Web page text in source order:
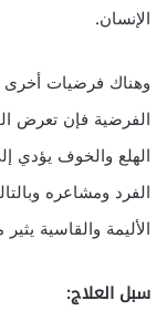
الإنسان.
وهناك فرضيات
الفرضية فإن تعرض
الهلع والخوف يؤدي
الفرد ومشاعره
الأليمة والقاسية
سبل العلاج: